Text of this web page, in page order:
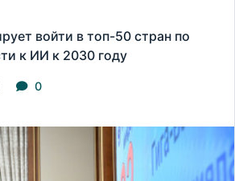
войти в топ-50 стран по
к ИИ к 2030 году
0